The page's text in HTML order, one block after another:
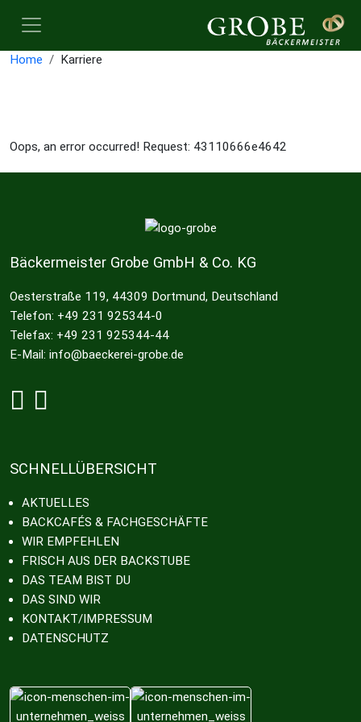
Home Karriere
Oops, an error occurred! Request: 43110666e4642
Bäckermeister Grobe GmbH & Co. KG
Oesterstraße 119, 44309 Dortmund, Deutschland
Telefon: +49 231 925344-0
Telefax: +49 231 925344-44
E-Mail: info@baeckerei-grobe.de
Grobe bei Facebook
SCHNELLÜBERSICHT
AKTUELLES
BACKCAFÉS & FACHGESCHÄFTE
WIR EMPFEHLEN
FRISCH AUS DER BACKSTUBE
DAS TEAM BIST DU
DAS SIND WIR
KONTAKT/IMPRESSUM
DATENSCHUTZ